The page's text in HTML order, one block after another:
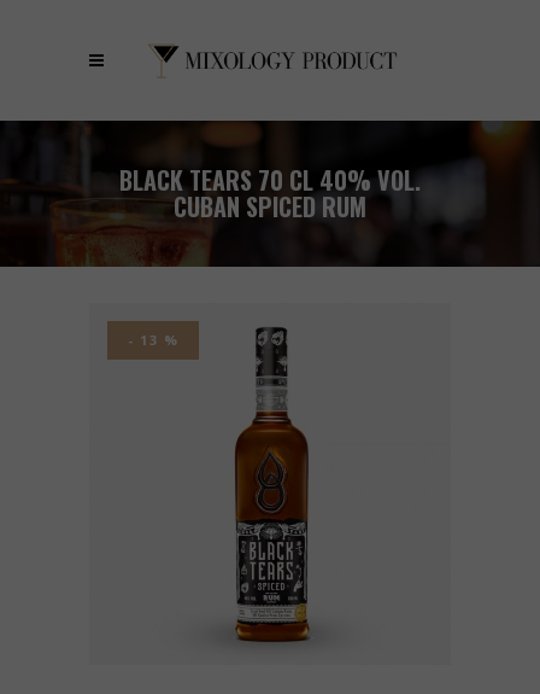
BLACK TEARS 70 CL 40% VOL.
CUBAN SPICED RUM
- 13 %